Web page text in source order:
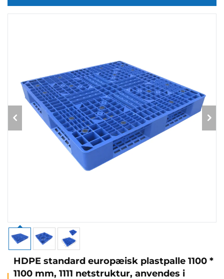
HDPE standard europæisk plastpalle 1100 *
1100 mm, 1111 netstruktur, anvendes i